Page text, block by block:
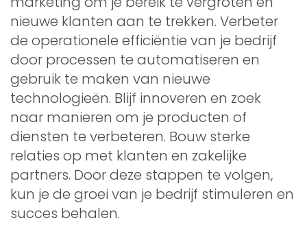
nieuwe klanten aan te trekken. Verbeter
de operationele efficiëntie van je bedrijf
door processen te automatiseren en
gebruik te maken van nieuwe
technologieën. Blijf innoveren en zoek
naar manieren om je producten of
diensten te verbeteren. Bouw sterke
relaties op met klanten en zakelijke
partners. Door deze stappen te volgen,
kun je de groei van je bedrijf stimuleren en
succes behalen.